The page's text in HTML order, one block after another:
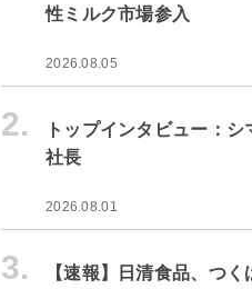
性ミルク市場参入
2026.08.05
2.
トップインタビュー：
社長
2026.08.01
3.
【速報】日清食品、つ